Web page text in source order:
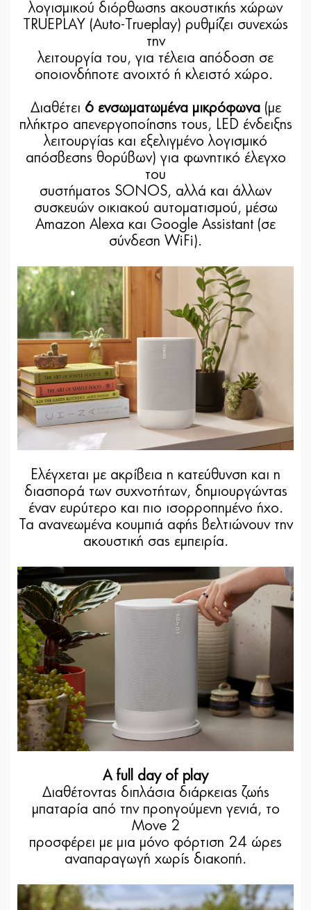
λογισμικού διόρθωσης ακουστικής χώρων
TRUEPLAY (Auto-Trueplay) ρυθμίζει συνεχώς
την
λειτουργία του, για τέλεια απόδοση σε
οποιονδήποτε ανοιχτό ή κλειστό χώρο.
Διαθέτει 6 ενσωματωμένα μικρόφωνα(με
πλήκτρο απενεργοποίησης τους, LED ένδειξης
λειτουργίας και εξελιγμένο λογισμικό
απόσβεσης θορύβων) για φωνητικό έλεγχο
του
συστήματος SONOS, αλλά και άλλων
συσκευών οικιακού αυτοματισμού, μέσω
Amazon Alexa και Google Assistant (σε
σύνδεση WiFi).
Ελέγχεται με ακρίβεια η κατεύθυνση και η
διασπορά των συχνοτήτων, δημιουργώντας
έναν ευρύτερο και πιο ισορροπημένο ήχο.
Τα ανανεωμένα κουμπιά αφής βελτιώνουν την
ακουστική σας εμπειρία.
A full day of play
Διαθέτοντας διπλάσια διάρκειας ζωής
μπαταρία από την προηγούμενη γενιά, το
Move 2
προσφέρει με μια μόνο φόρτιση 24 ώρες
αναπαραγωγή χωρίς διακοπή.